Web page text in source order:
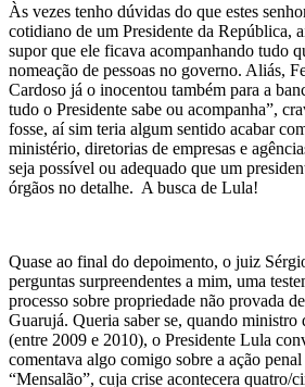
Às vezes tenho dúvidas do que estes
cotidiano de um Presidente da República,
supor que ele ficava acompanhando tudo
nomeação de pessoas no governo. Aliás,
Cardoso já o inocentou também para a
tudo o Presidente sabe ou acompanha”,
fosse, aí sim teria algum sentido acabar
ministério, diretorias de empresas e
seja possível ou adequado que um
órgãos no detalhe. A busca de Lula!
Quase ao final do depoimento, o juiz
perguntas surpreendentes a mim, uma
processo sobre propriedade não provada
Guarujá. Queria saber se, quando ministro
(entre 2009 e 2010), o Presidente Lula
comentava algo comigo sobre a ação
“Mensalão”, cuja crise acontecera quatro/